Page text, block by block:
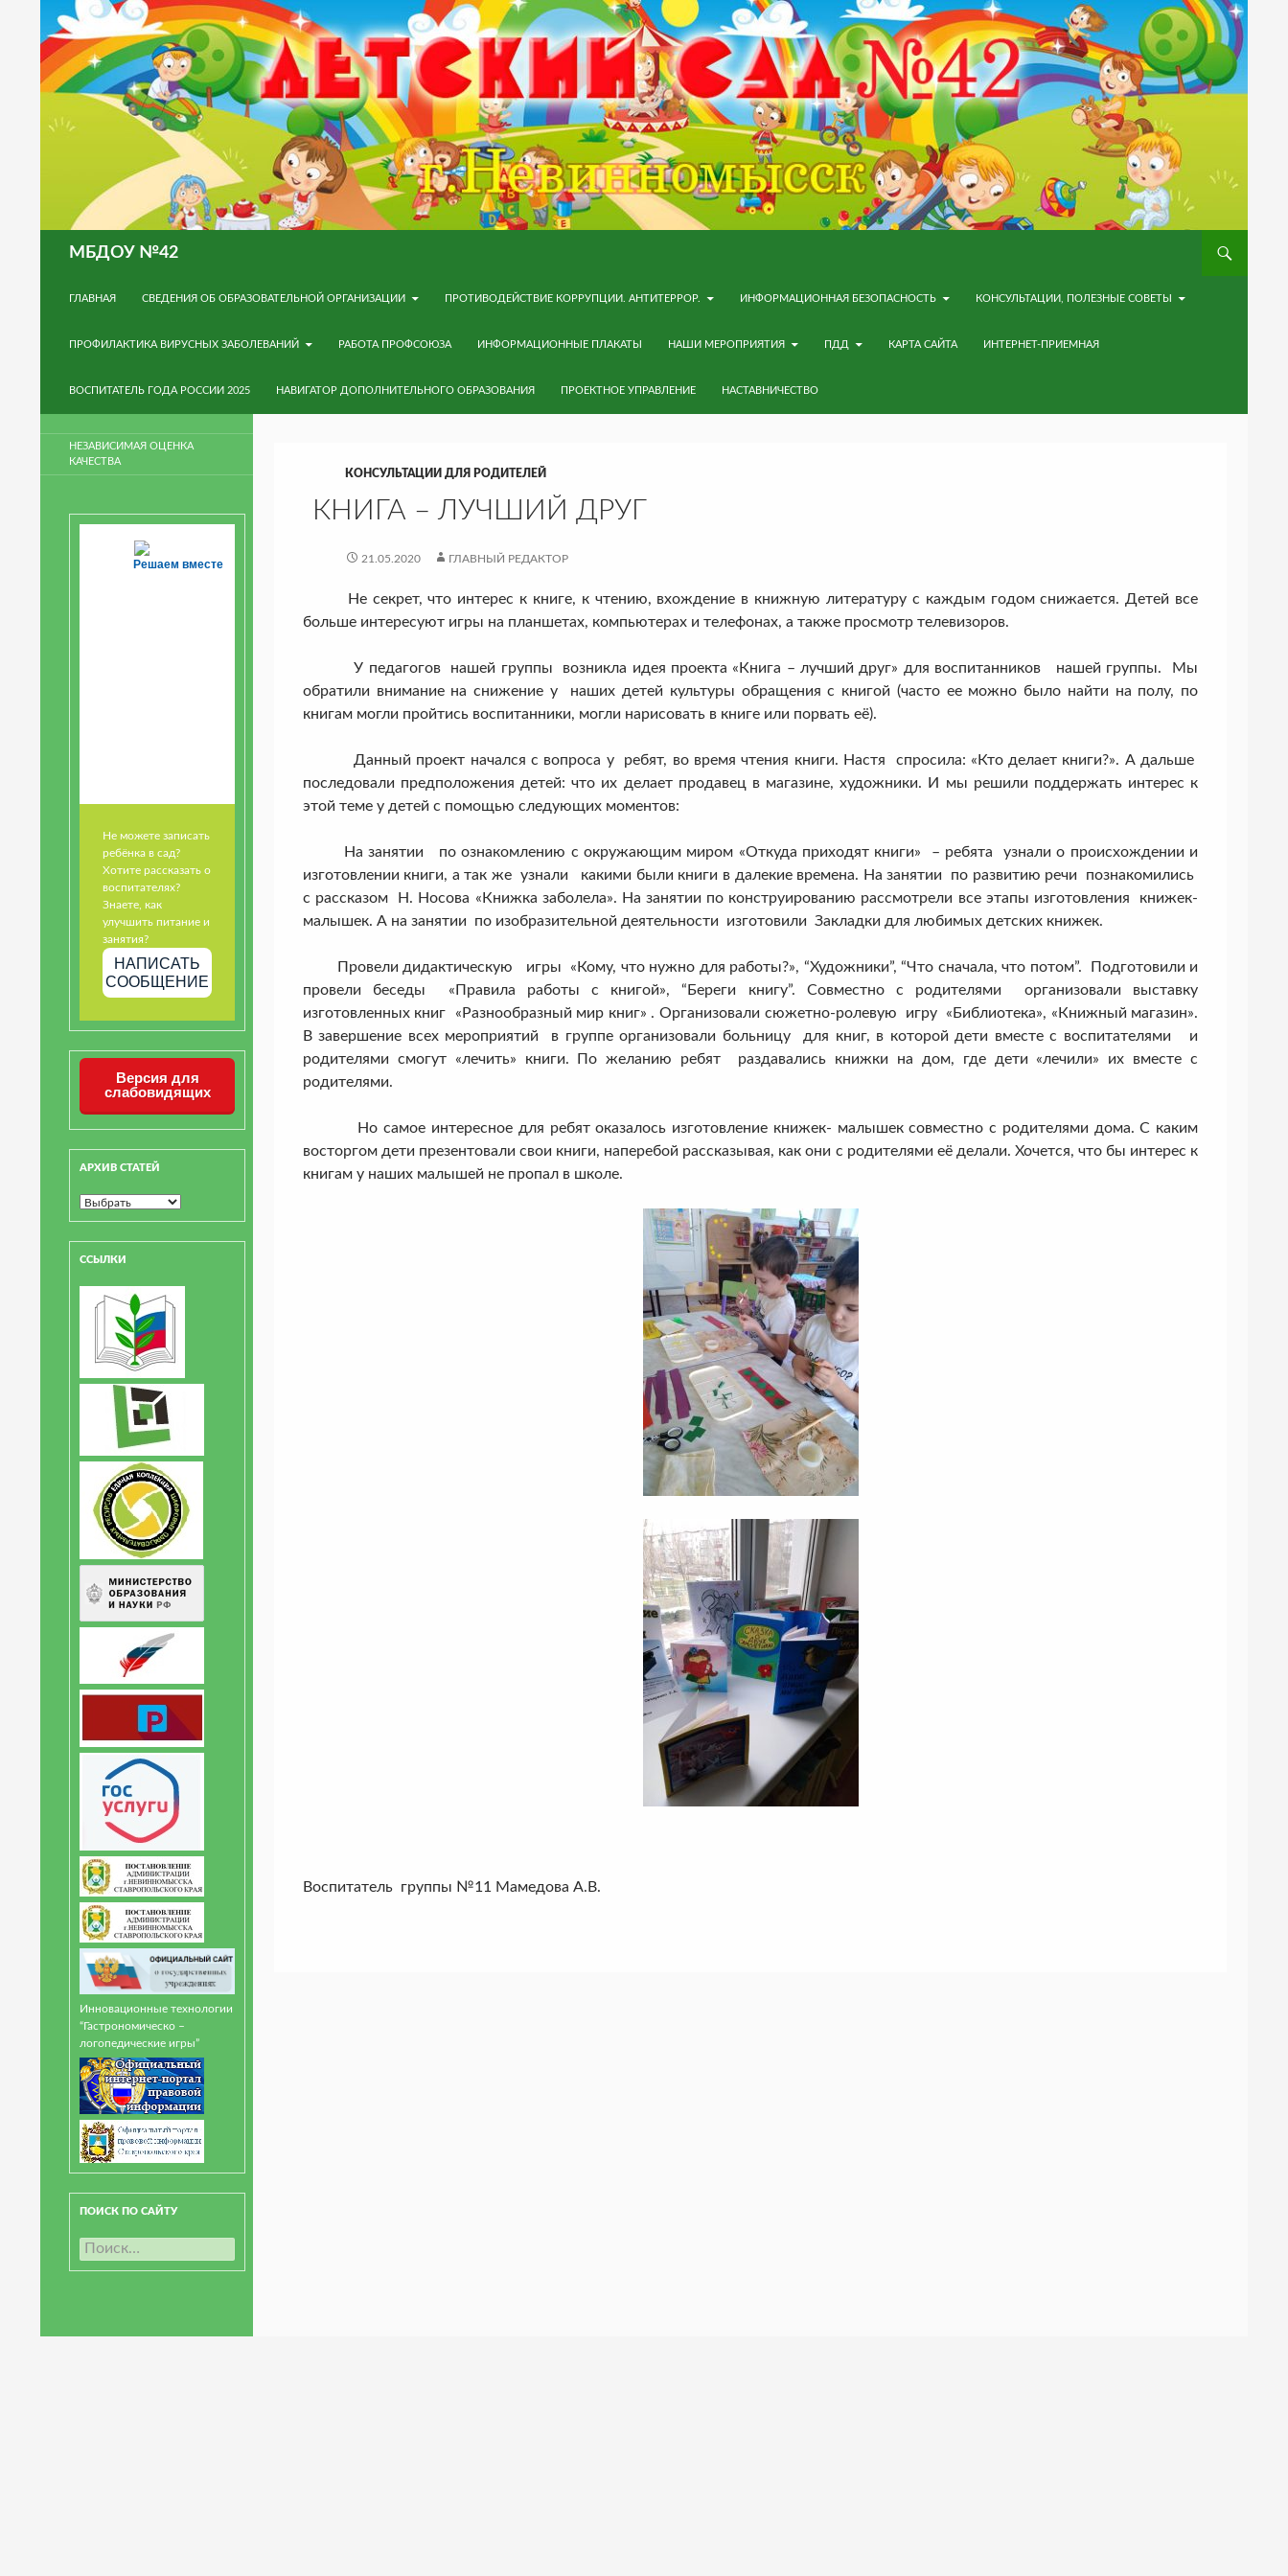
МБДОУ №42
ГЛАВНАЯ
СВЕДЕНИЯ ОБ ОБРАЗОВАТЕЛЬНОЙ ОРГАНИЗАЦИИ ПРОТИВОДЕЙСТВИЕ КОРРУПЦИИ. АНТИТЕРРОР. ИНФОРМАЦИОННАЯ БЕЗОПАСНОСТЬ КОНСУЛЬТАЦИИ, ПОЛЕЗНЫЕ СОВЕТЫ
ПРОФИЛАКТИКА ВИРУСНЫХ ЗАБОЛЕВАНИЙ РАБОТА ПРОФСОЮЗА ИНФОРМАЦИОННЫЕ ПЛАКАТЫ НАШИ МЕРОПРИЯТИЯ ПДД КАРТА САЙТА ИНТЕРНЕТ-ПРИЕМНАЯ
ВОСПИТАТЕЛЬ ГОДА РОССИИ 2025 НАВИГАТОР ДОПОЛНИТЕЛЬНОГО ОБРАЗОВАНИЯ ПРОЕКТНОЕ УПРАВЛЕНИЕ НАСТАВНИЧЕСТВО
КОНСУЛЬТАЦИИ ДЛЯ РОДИТЕЛЕЙ
КНИГА – ЛУЧШИЙ ДРУГ
21.05.2020 ГЛАВНЫЙ РЕДАКТОР
Не секрет, что интерес к книге, к чтению, вхождение в книжную литературу с каждым годом снижается. Детей все
больше интересуют игры на планшетах, компьютерах и телефонах, а также просмотр телевизоров.
У педагогов нашей группы возникла идея проекта «Книга – лучший друг» для воспитанников нашей группы. Мы
обратили внимание на снижение у наших детей культуры обращения с книгой (часто ее можно было найти на полу, по
книгам могли пройтись воспитанники, могли нарисовать в книге или порвать её).
Данный проект начался с вопроса у ребят, во время чтения книги. Настя спросила: «Кто делает книги?». А дальше
последовали предположения детей: что их делает продавец в магазине, художники. И мы решили поддержать интерес к
этой теме у детей с помощью следующих моментов:
На занятии по ознакомлению с окружающим миром «Откуда приходят книги» – ребята узнали о происхождении и
изготовлении книги, а так же узнали какими были книги в далекие времена. На занятии по развитию речи познакомились
с рассказом Н. Носова «Книжка заболела». На занятии по конструированию рассмотрели все этапы изготовления книжек-
малышек. А на занятии по изобразительной деятельности изготовили Закладки для любимых детских книжек.
Провели дидактическую игры «Кому, что нужно для работы?», “Художники”, “Что сначала, что потом”. Подготовили и
провели беседы «Правила работы с книгой», “Береги книгу”. Совместно с родителями организовали выставку
изготовленных книг «Разнообразный мир книг» . Организовали сюжетно-ролевую игру «Библиотека», «Книжный магазин».
В завершение всех мероприятий в группе организовали больницу для книг, в которой дети вместе с воспитателями и
родителями смогут «лечить» книги. По желанию ребят раздавались книжки на дом, где дети «лечили» их вместе с
родителями.
Но самое интересное для ребят оказалось изготовление книжек- малышек совместно с родителями дома. С каким
восторгом дети презентовали свои книги, наперебой рассказывая, как они с родителями её делали. Хочется, что бы интерес к
книгам у наших малышей не пропал в школе.
Воспитатель группы №11 Мамедова А.В.
НЕЗАВИСИМАЯ ОЦЕНКА
КАЧЕСТВА
Решаем вместе
Не можете записать
ребёнка в сад?
Хотите рассказать о
воспитателях?
Знаете, как
улучшить питание и
занятия?
НАПИСАТЬ
СООБЩЕНИЕ
Версия для
слабовидящих
АРХИВ СТАТЕЙ
ССЫЛКИ
Инновационные технологии
“Гастрономическо –
логопедические игры”
ПОИСК ПО САЙТУ
Н
а